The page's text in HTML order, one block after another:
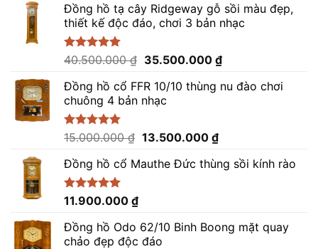
Đồng hồ tạ cây Ridgeway gỗ sồi màu đẹp,
thiết kế độc đáo, chơi 3 bản nhạc
Được xếp
5 sao
40.500.000₫ Giá
là:
40.500.000 ₫.
35.500.000 ₫Giá
tại
Đồng hồ cổ FFR 10/10 thùng nu đào chơi
chuông 4 bản nhạc
Được xếp
5 sao
15.000.000₫ Giá
là:
13.500.000 ₫Giá
tại
Đồng hồ cổ Mauthe Đức thùng sồi kính rào
Được xếp
5 sao
11.900.000 ₫
Đồng hồ Odo 62/10 Binh Boong mặt quay
chảo đẹp độc đáo